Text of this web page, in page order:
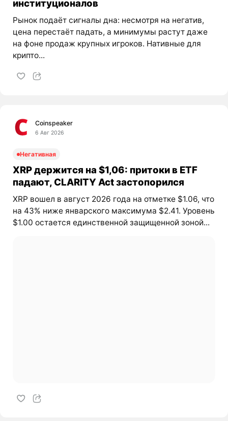
институционалов
Рынок подаёт сигналы дна: несмотря на негатив,
цена перестаёт падать, а минимумы растут даже
на фоне продаж крупных игроков. Нативные для
крипто...
Coinspeaker
6 Авг 2026
Негативная
XRP держится на $1,06: притоки в ETF
падают, CLARITY Act застопорился
XRP вошел в август 2026 года на отметке $1.06, что
на 43% ниже январского максимума $2.41. Уровень
$1.00 остается единственной защищенной зоной...